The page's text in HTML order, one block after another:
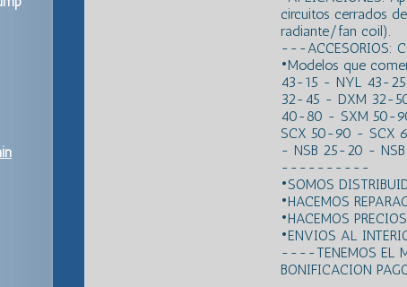
circuitos cerrados
radiante/fan coil).
---ACCESORIOS:
•Modelos que
43-15 - NYL 43-
32-45 - DXM 32-
40-80 - SXM 50-
SCX 50-90 - SCX
- NSB 25-20 -
----------
•SOMOS
•HACEMOS
•HACEMOS
•ENVIOS AL
----TENEMOS EL
BONIFICACION